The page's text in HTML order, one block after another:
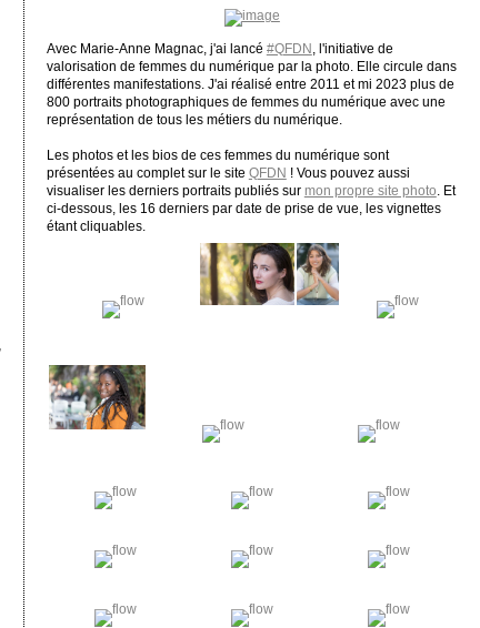
Avec Marie-Anne Magnac, j'ai lancé #QFDN , l'initiative de
valorisation de femmes du numérique par la photo. Elle circule dans
différentes manifestations. J'ai réalisé entre 2011 et mi 2023 plus de
800 portraits photographiques de femmes du numérique avec une
représentation de tous les métiers du numérique.
Les photos et les bios de ces femmes du numérique sont
présentées au complet sur le site QFDN ! Vous pouvez aussi
visualiser les derniers portraits publiés sur mon propre site photo. Et
ci-dessous, les 16 derniers par date de prise de vue, les vignettes
étant cliquables.